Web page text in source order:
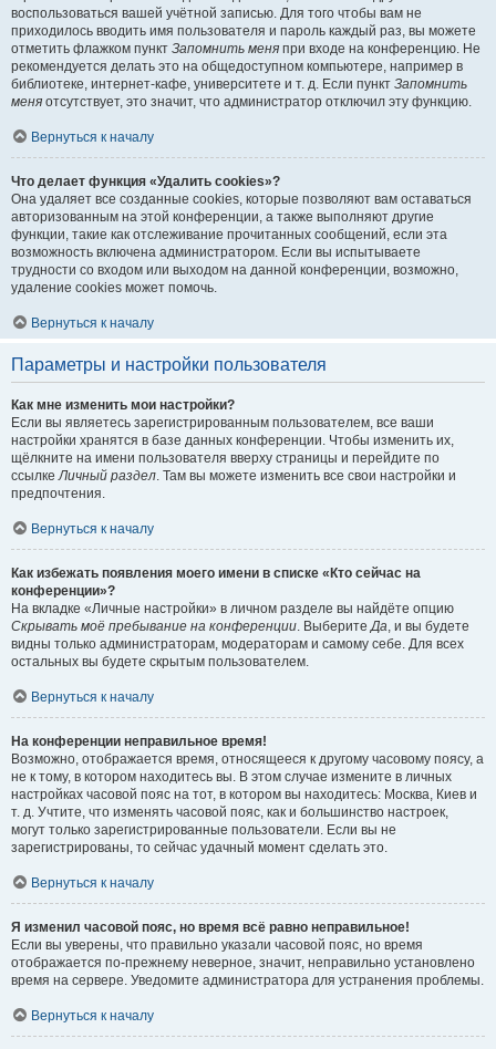
воспользоваться вашей учётной записью. Для того чтобы вам не
приходилось вводить имя пользователя и пароль каждый раз, вы можете
отметить флажком пункт Запомнить меня при входе на конференцию. Не
рекомендуется делать это на общедоступном компьютере, например в
библиотеке, интернет-кафе, университете и т. д. Если пункт Запомнить
меня отсутствует, это значит, что администратор отключил эту функцию.
Вернуться к началу
Что делает функция «Удалить cookies»?
Она удаляет все созданные cookies, которые позволяют вам оставаться
авторизованным на этой конференции, а также выполняют другие
функции, такие как отслеживание прочитанных сообщений, если эта
возможность включена администратором. Если вы испытываете
трудности со входом или выходом на данной конференции, возможно,
удаление cookies может помочь.
Вернуться к началу
Параметры и настройки пользователя
Как мне изменить мои настройки?
Если вы являетесь зарегистрированным пользователем, все ваши
настройки хранятся в базе данных конференции. Чтобы изменить их,
щёлкните на имени пользователя вверху страницы и перейдите по
ссылкеЛичный раздел. Там вы можете изменить все свои настройки и
предпочтения.
Вернуться к началу
Как избежать появления моего имени в списке «Кто сейчас на
конференции»?
На вкладке «Личные настройки» в личном разделе вы найдёте опцию
Скрывать моё пребывание на конференции. ВыберитеДа, и вы будете
видны только администраторам, модераторам и самому себе. Для всех
остальных вы будете скрытым пользователем.
Вернуться к началу
На конференции неправильное время!
Возможно, отображается время, относящееся к другому часовому поясу, а
не к тому, в котором находитесь вы. В этом случае измените в личных
настройках часовой пояс на тот, в котором вы находитесь: Москва, Киев и
т. д. Учтите, что изменять часовой пояс, как и большинство настроек,
могут только зарегистрированные пользователи. Если вы не
зарегистрированы, то сейчас удачный момент сделать это.
Вернуться к началу
Я изменил часовой пояс, но время всё равно неправильное!
Если вы уверены, что правильно указали часовой пояс, но время
отображается по-прежнему неверное, значит, неправильно установлено
время на сервере. Уведомите администратора для устранения проблемы.
Вернуться к началу